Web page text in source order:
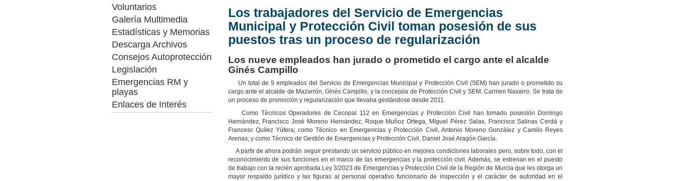
Voluntarios
Galería Multimedia
Estadísticas y Memorias
Descarga Archivos
Consejos Autoprotección
Legislación
Emergencias RM y
playas
Enlaces de Interés
Los trabajadores del Servicio de Emergencias
Municipal y Protección Civil toman posesión de sus
puestos tras un proceso de regularización
Los nueve empleados han jurado o prometido el cargo ante el alcalde
Ginés Campillo
Un total de 9 empleados del Servicio de Emergencias Municipal y Protección Civil (SEM) han jurado o prometido su
cargo ante el alcalde de Mazarrón, Ginés Campillo, y la concejala de Protección Civil y SEM, Carmen Navarro. Se trata de
un proceso de promoción y regularización que llevaba gestándose desde 2011.
Como Técnicos Operadores de Cecopal 112 en Emergencias y Protección Civil han tomado posesión Domingo
Hernández, Francisco José Moreno Hernández, Roque Muñoz Ortega, Miguel Pérez Salas, Francisco Salinas Cerdá y
Francesc Quílez Yúfera; como Técnico en Emergencias y Protección Civil, Antonio Moreno González y Camilo Reyes
Arenas; y como Técnico de Gestión de Emergencias y Protección Civil, Daniel José Aragón García.
A partir de ahora podrán seguir prestando un servicio público en mejores condiciones laborales pero, sobre todo, con el
reconocimiento de sus funciones en el marco de las emergencias y la protección civil. Además, se estrenan en el puesto
de trabajo con la recién aprobada Ley 3/2023 de Emergencias y Protección Civil de la Región de Murcia que les otorga un
mayor respaldo jurídico y las figuras al personal operativo funcionario de inspección y el carácter de autoridad en el